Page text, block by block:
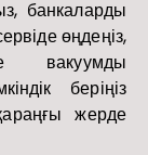
банкаларды
өңдеңіз,
вакуумды
беріңіз
жерде